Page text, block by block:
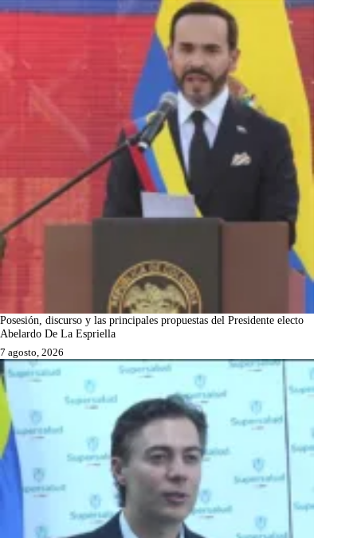
Posesión, discurso y las principales propuestas del Presidente electo
Abelardo De La Espriella
7 agosto, 2026